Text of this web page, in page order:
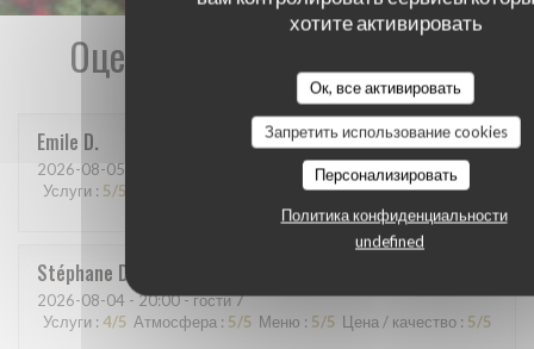
хотите активировать
Ок, все активировать
Запретить использование cookies
Персонализировать
Политика конфиденциальности
undefined
Оценки наших посетителей
Emile D
2026-08-05
Услуги : 5/5 :5/5 Цена / качество:5
Stéphane D
2026-08-04 - 20:00 - гости 7
Услуги : 4/5 Атмосфера : 5/5 Меню : 5/5 Цена / качество : 5/5